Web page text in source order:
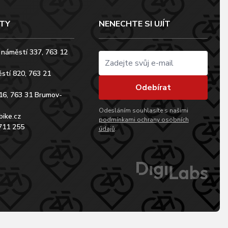
337, 763 12
820, 763 21
763 31 Brumov-
255
NENECHTE SI UJÍT
Odebírat
Odesláním souhlasíte s našimi
podmínkami ochrany osobních
údajů.